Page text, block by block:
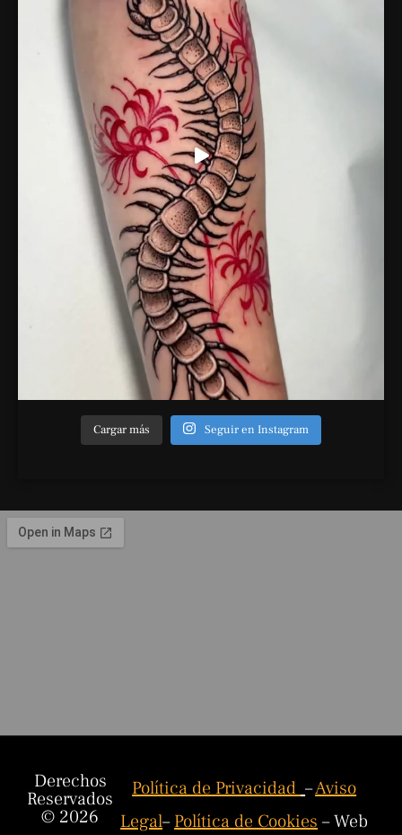
Cargar más Seguir en Instagram
Derechos
Reservados
© 2026
Política de Privacidad–Aviso
Legal–Política de Cookies– Web